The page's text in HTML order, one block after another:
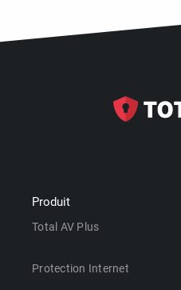
Produit
Total AV Plus
Protection Internet